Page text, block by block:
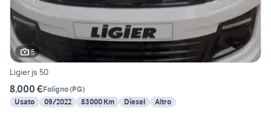
5
Ligier js 50
8.000 €Foligno(PG)
Usato
09/2022 83000 Km Diesel Altro